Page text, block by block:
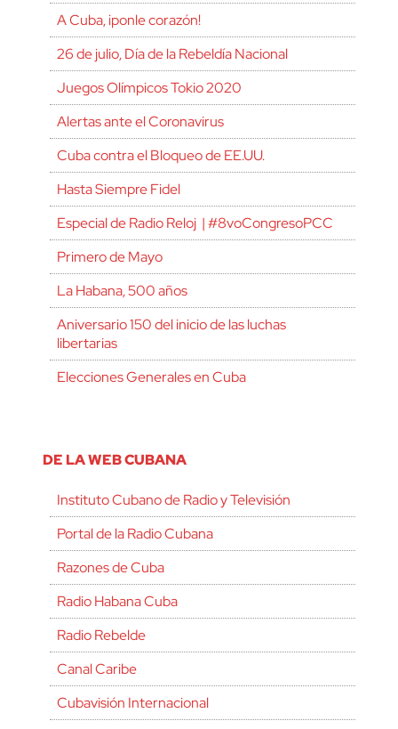
A Cuba, ¡ponle corazón!
26 de julio, Día de la Rebeldía Nacional
Juegos Olímpicos Tokio 2020
Alertas ante el Coronavirus
Cuba contra el Bloqueo de EE.UU.
Hasta Siempre Fidel
Especial de Radio Reloj | #8voCongresoPCC
Primero de Mayo
La Habana, 500 años
Aniversario 150 del inicio de las luchas
libertarias
Elecciones Generales en Cuba
DE LA WEB CUBANA
Instituto Cubano de Radio y Televisión
Portal de la Radio Cubana
Razones de Cuba
Radio Habana Cuba
Radio Rebelde
Canal Caribe
Cubavisión Internacional